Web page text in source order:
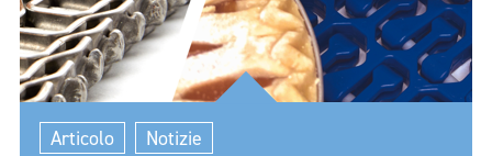
Articolo Notizie